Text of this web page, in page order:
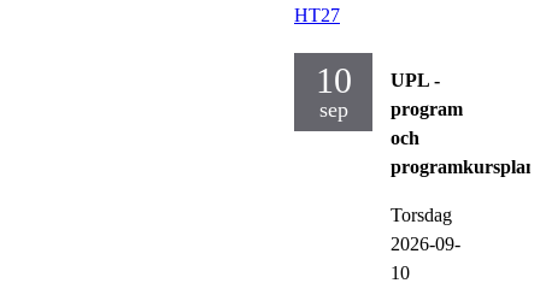
HT27
10
sep
UPL -
program
och
Torsdag
2026-09-
10